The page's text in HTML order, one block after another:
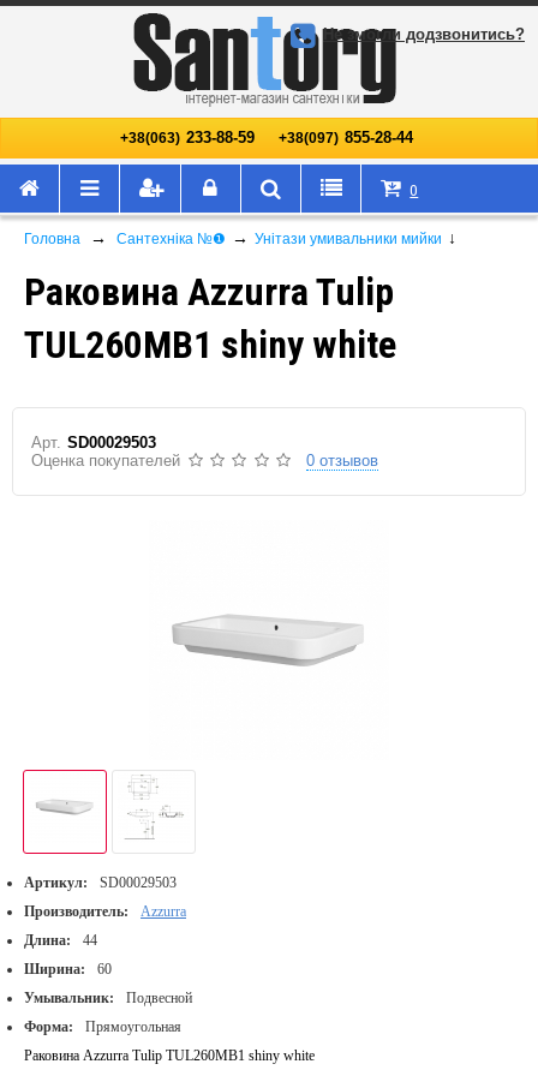
+38(063) 233-88-59 +38(097) 855-28-44
Не змогли додзвонитись?
0
Головна → Сантехніка №❶ → Унітази умивальники мийки ↓
Раковина Azzurra Tulip
TUL260MB1 shiny white
Арт. SD00029503
Оценка покупателей
0 отзывов
Артикул:
SD00029503
Производитель:
Azzurra
Длина:
44
Ширина:
60
Умывальник:
Подвесной
Форма:
Прямоугольная
Раковина Azzurra Tulip TUL260MB1 shiny white